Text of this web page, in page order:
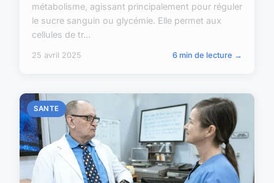
métabolisme, agissant principalement pour réguler
le sucre sanguin ou glycémie. Elle permet aux
cellules de tr...
25 avril 2025 6 min de lecture →
SANTE